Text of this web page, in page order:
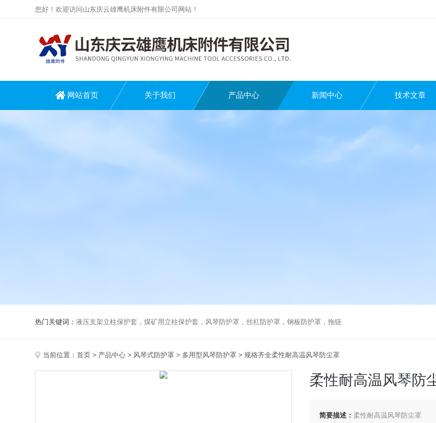
您好！欢迎访问山东庆云雄鹰机床附件有限公司网站！
网站首页 关于我们 产品中心 新闻中心 技术文章
热门关键词： 液压支架立柱保护套，煤矿用立柱保护套，风琴防护罩，丝杠防护罩，钢板防护罩，拖链
当前位置： 首页 > 产品中心 > 风琴式防护罩 > 多用型风琴防护罩 > 规格齐全柔性耐高温风琴防尘罩
柔性耐高温风琴防
简要描述： 柔性耐高温风琴防尘罩